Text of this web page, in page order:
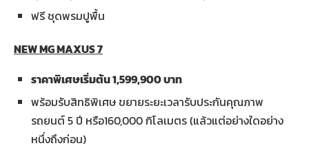
ฟรี ชุดพรมปูพื้น
NEW MG MAXUS 7
ราคาพิเศษเริ่มต้น 1,599,900 บาท
พร้อมรับสิทธิพิเศษ ขยายระยะเวลารับประกันคุณภาพ
รถยนต์ 5 ปี หรือ160,000 กิโลเมตร (แล้วแต่อย่างใดอย่าง
หนึ่งถึงก่อน)